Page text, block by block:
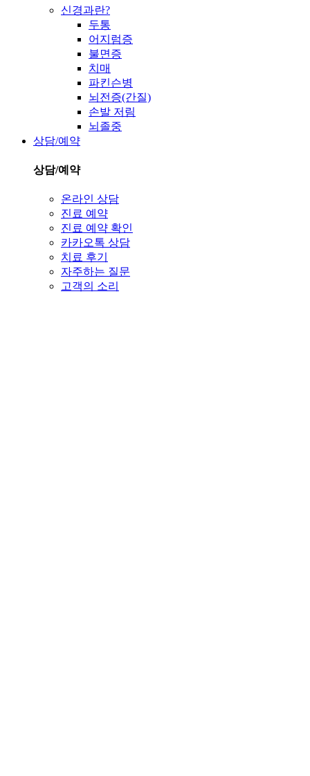
신경과란?
두통
어지럼증
불면증
치매
파킨슨병
뇌전증(간질)
손발 저림
뇌졸중
상담/예약
상담/예약
온라인 상담
진료 예약
진료 예약 확인
카카오톡 상담
치료 후기
자주하는 질문
고객의 소리